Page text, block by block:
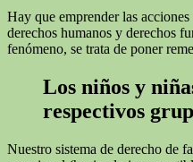
Hay que emprender las
derechos humanos y derechos
fenómeno, se trata de poner
Los niños y
respectivos
Nuestro sistema de derecho de